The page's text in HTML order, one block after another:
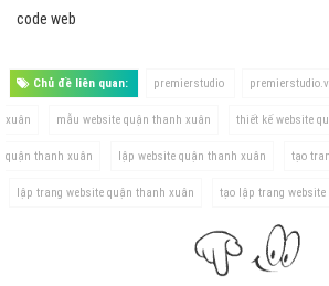
code web
Chủ đề liên quan: premierstudio
xuân mẫu website quận thanh xuân thiết kế website
quận thanh xuân lập website quận thanh xuân tạo
lập trang website quận thanh xuân tạo lập trang